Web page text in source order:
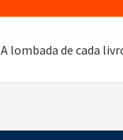
A lombada de cada